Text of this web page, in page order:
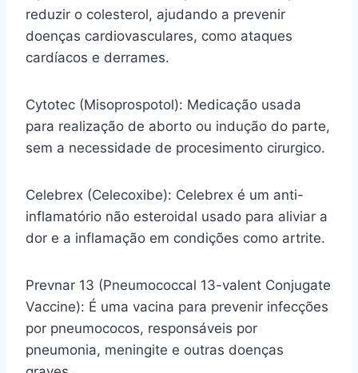
reduzir o colesterol, ajudando a prevenir
doenças cardiovasculares, como ataques
cardíacos e derrames.
Cytotec (Misoprospotol): Medicação usada
para realização de aborto ou indução do parte,
sem a necessidade de procesimento cirurgico.
Celebrex (Celecoxibe): Celebrex é um anti-
inflamatório não esteroidal usado para aliviar a
dor e a inflamação em condições como artrite.
Prevnar 13 (Pneumococcal 13-valent Conjugate
Vaccine): É uma vacina para prevenir infecções
por pneumococos, responsáveis por
pneumonia, meningite e outras doenças